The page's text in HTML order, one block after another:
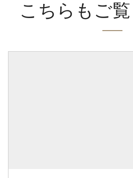
こちらもご